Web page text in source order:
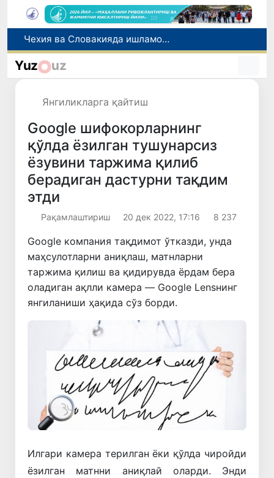
Боланинг фамилиясига отасининг исмини беришга рухсат берилади
Беҳруз Каримов фаолиятини Швейцариянинг «Лугано» клубида давом эттиради
Yuz uz
Янгиликларга қайтиш
Google шифокорларнинг
қўлда ёзилган тушунарсиз
ёзувини таржима қилиб
берадиган дастурни тақдим
этди
Рақамлаштириш 20 дек 2022, 17:16 8 237
Google компания тақдимот ўтказди, унда
маҳсулотларни аниқлаш, матнларни
таржима қилиш ва қидирувда ёрдам бера
оладиган ақлли камера — Google Lensнинг
янгиланиши ҳақида сўз борди.
Илгари камера терилган ёки қўлда чиройди
ёзилган матнни аниқлай оларди. Энди